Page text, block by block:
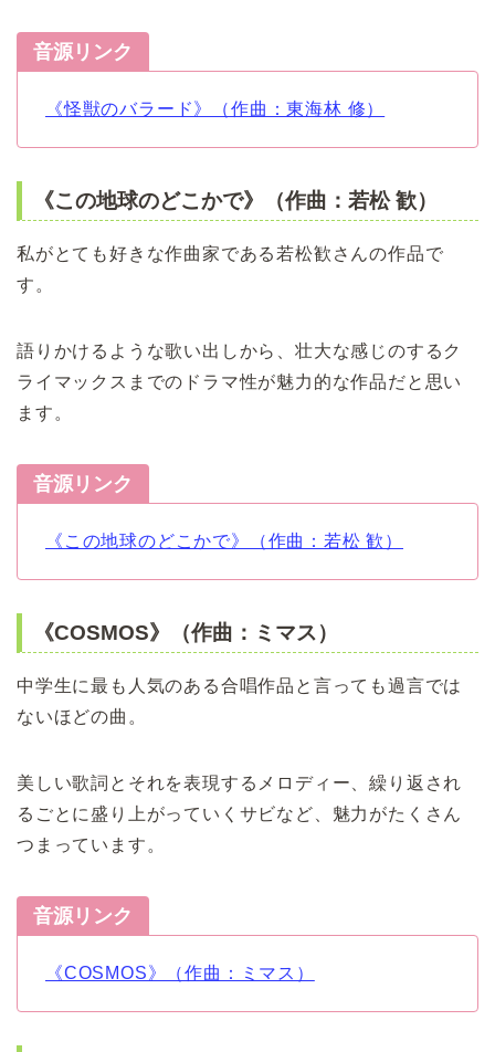
音源リンク
《怪獣のバラード》（作曲：東海林 修）
《この地球のどこかで》（作曲：若松 歓）
私がとても好きな作曲家である若松歓さんの作品で
す。
語りかけるような歌い出しから、壮大な感じのするク
ライマックスまでのドラマ性が魅力的な作品だと思い
ます。
音源リンク
《この地球のどこかで》（作曲：若松 歓）
《COSMOS》（作曲：ミマス）
中学生に最も人気のある合唱作品と言っても過言では
ないほどの曲。
美しい歌詞とそれを表現するメロディー、繰り返され
るごとに盛り上がっていくサビなど、魅力がたくさん
つまっています。
音源リンク
《COSMOS》（作曲：ミマス）